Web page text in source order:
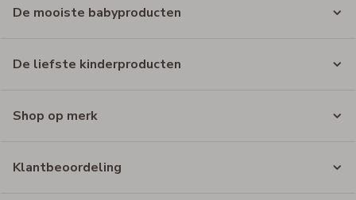
De mooiste babyproducten
De liefste kinderproducten
Shop op merk
Klantbeoordeling